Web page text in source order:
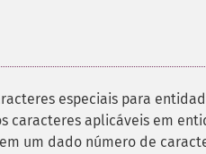
especiais para
caracteres aplicáveis em
um dado número de